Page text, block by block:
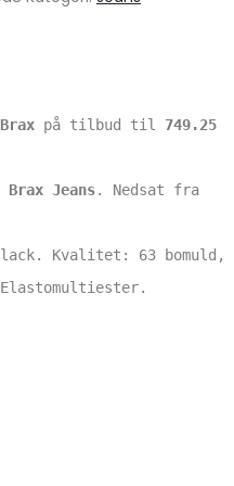
Brax på tilbud til 749.25
Brax Jeans. Nedsat fra
Kvalitet: 63 bomuld,